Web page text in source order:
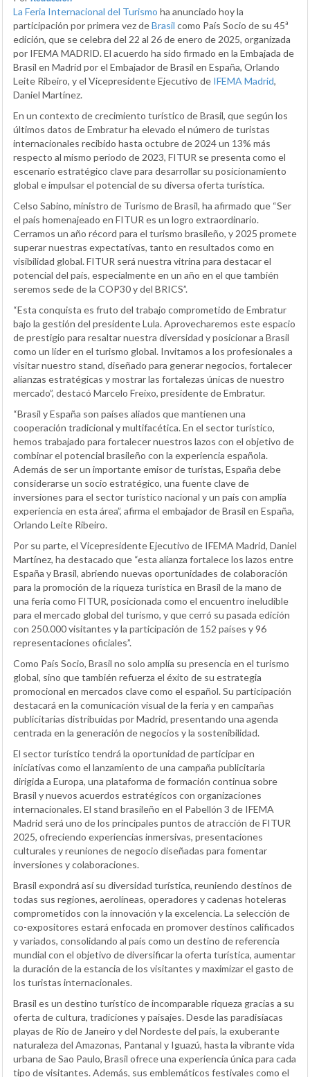
La Feria Internacional del Turismo ha anunciado hoy la
participación por primera vez deBrasil como País Socio de su 45ª
edición, que se celebra del 22 al 26 de enero de 2025, organizada
por IFEMA MADRID. El acuerdo ha sido firmado en la Embajada de
Brasil en Madrid por el Embajador de Brasil en España, Orlando
Leite Ribeiro, y el Vicepresidente Ejecutivo de IFEMA Madrid,
Daniel Martínez.
En un contexto de crecimiento turístico de Brasil, que según los
últimos datos de Embratur ha elevado el número de turistas
internacionales recibido hasta octubre de 2024 un 13% más
respecto al mismo periodo de 2023, FITUR se presenta como el
escenario estratégico clave para desarrollar su posicionamiento
global e impulsar el potencial de su diversa oferta turística.
Celso Sabino, ministro de Turismo de Brasil, ha afirmado que “Ser
el país homenajeado en FITUR es un logro extraordinario.
Cerramos un año récord para el turismo brasileño, y 2025 promete
superar nuestras expectativas, tanto en resultados como en
visibilidad global. FITUR será nuestra vitrina para destacar el
potencial del país, especialmente en un año en el que también
seremos sede de la COP30 y del BRICS”.
“Esta conquista es fruto del trabajo comprometido de Embratur
bajo la gestión del presidente Lula. Aprovecharemos este espacio
de prestigio para resaltar nuestra diversidad y posicionar a Brasil
como un líder en el turismo global. Invitamos a los profesionales a
visitar nuestro stand, diseñado para generar negocios, fortalecer
alianzas estratégicas y mostrar las fortalezas únicas de nuestro
mercado”, destacó Marcelo Freixo, presidente de Embratur.
“Brasil y España son países aliados que mantienen una
cooperación tradicional y multifacética. En el sector turístico,
hemos trabajado para fortalecer nuestros lazos con el objetivo de
combinar el potencial brasileño con la experiencia española.
Además de ser un importante emisor de turistas, España debe
considerarse un socio estratégico, una fuente clave de
inversiones para el sector turístico nacional y un país con amplia
experiencia en esta área”, afirma el embajador de Brasil en España,
Orlando Leite Ribeiro.
Por su parte, el Vicepresidente Ejecutivo de IFEMA Madrid, Daniel
Martínez, ha destacado que “esta alianza fortalece los lazos entre
España y Brasil, abriendo nuevas oportunidades de colaboración
para la promoción de la riqueza turística en Brasil de la mano de
una feria como FITUR, posicionada como el encuentro ineludible
para el mercado global del turismo, y que cerró su pasada edición
con 250.000 visitantes y la participación de 152 países y 96
representaciones oficiales”.
Como País Socio, Brasil no solo amplía su presencia en el turismo
global, sino que también refuerza el éxito de su estrategia
promocional en mercados clave como el español. Su participación
destacará en la comunicación visual de la feria y en campañas
publicitarias distribuidas por Madrid, presentando una agenda
centrada en la generación de negocios y la sostenibilidad.
El sector turístico tendrá la oportunidad de participar en
iniciativas como el lanzamiento de una campaña publicitaria
dirigida a Europa, una plataforma de formación continua sobre
Brasil y nuevos acuerdos estratégicos con organizaciones
internacionales. El stand brasileño en el Pabellón 3 de IFEMA
Madrid será uno de los principales puntos de atracción de FITUR
2025, ofreciendo experiencias inmersivas, presentaciones
culturales y reuniones de negocio diseñadas para fomentar
inversiones y colaboraciones.
Brasil expondrá así su diversidad turística, reuniendo destinos de
todas sus regiones, aerolíneas, operadores y cadenas hoteleras
comprometidos con la innovación y la excelencia. La selección de
co-expositores estará enfocada en promover destinos calificados
y variados, consolidando al país como un destino de referencia
mundial con el objetivo de diversificar la oferta turística, aumentar
la duración de la estancia de los visitantes y maximizar el gasto de
los turistas internacionales.
Brasil es un destino turístico de incomparable riqueza gracias a su
oferta de cultura, tradiciones y paisajes. Desde las paradisíacas
playas de Río de Janeiro y del Nordeste del país, la exuberante
naturaleza del Amazonas, Pantanal y Iguazú, hasta la vibrante vida
urbana de Sao Paulo, Brasil ofrece una experiencia única para cada
tipo de visitantes. Además, sus emblemáticos festivales como el